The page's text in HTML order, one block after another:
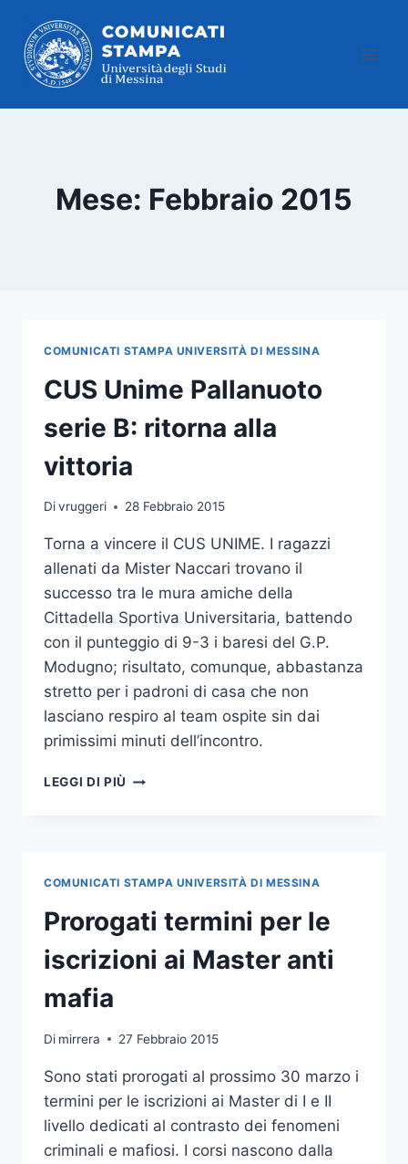
contenuto
Mese: Febbraio 2015
COMUNICATI STAMPA UNIVERSITÀ DI MESSINA
CUS Unime Pallanuoto
serie B: ritorna alla
vittoria
Divruggeri 28 Febbraio 2015
Torna a vincere il CUS UNIME. I ragazzi
allenati da Mister Naccari trovano il
successo tra le mura amiche della
Cittadella Sportiva Universitaria, battendo
con il punteggio di 9-3 i baresi del G.P.
Modugno; risultato, comunque, abbastanza
stretto per i padroni di casa che non
lasciano respiro al team ospite sin dai
primissimi minuti dell’incontro.
LEGGI DI PIÙ CUS
VITTORIA
COMUNICATI STAMPA UNIVERSITÀ DI MESSINA
Prorogati termini per le
iscrizioni ai Master anti
mafia
Di mirrera 27 Febbraio 2015
Sono stati prorogati al prossimo 30 marzo i
termini per le iscrizioni ai Master di I e II
livello dedicati al contrasto dei fenomeni
criminali e mafiosi. I corsi nascono dalla